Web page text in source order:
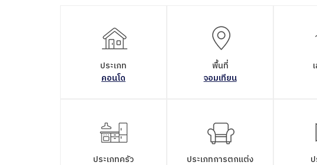
ประเภท
คอนโด
พื้นที่
จอมเทียน
ประเภทครัว
ประเภทการตกแต่ง